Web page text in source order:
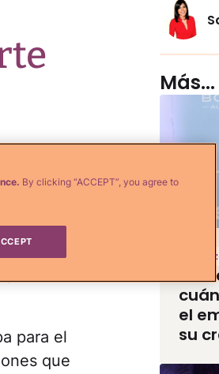
que
en
para el
que
Más...
el
su
By clicking “ACCEPT”, you agree to